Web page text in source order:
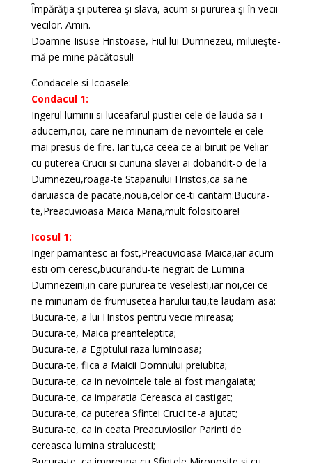
Împărăţia şi puterea şi slava, acum si pururea şi în vecii
vecilor. Amin.
Doamne Iisuse Hristoase, Fiul lui Dumnezeu, miluieşte-
mă pe mine păcătosul!
Condacele si Icoasele:
Condacul 1:
Ingerul luminii si luceafarul pustiei cele de lauda sa-i
aducem,noi, care ne minunam de nevointele ei cele
mai presus de fire. Iar tu,ca ceea ce ai biruit pe Veliar
cu puterea Crucii si cununa slavei ai dobandit-o de la
Dumnezeu,roaga-te Stapanului Hristos,ca sa ne
daruiasca de pacate,noua,celor ce-ti cantam:Bucura-
te,Preacuvioasa Maica Maria,mult folositoare!
Icosul 1:
Inger pamantesc ai fost,Preacuvioasa Maica,iar acum
esti om ceresc,bucurandu-te negrait de Lumina
Dumnezeirii,in care pururea te veselesti,iar noi,cei ce
ne minunam de frumusetea harului tau,te laudam asa:
Bucura-te, a lui Hristos pentru vecie mireasa;
Bucura-te, Maica preanteleptita;
Bucura-te, a Egiptului raza luminoasa;
Bucura-te, fiica a Maicii Domnului preiubita;
Bucura-te, ca in nevointele tale ai fost mangaiata;
Bucura-te, ca imparatia Cereasca ai castigat;
Bucura-te, ca puterea Sfintei Cruci te-a ajutat;
Bucura-te, ca in ceata Preacuviosilor Parinti de
cereasca lumina stralucesti;